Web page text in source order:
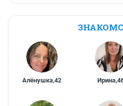
Алёнушка,42 Ирина,